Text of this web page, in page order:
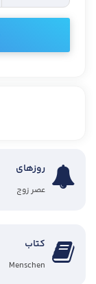
روزهای
عصر زوج
کتاب
Menschen